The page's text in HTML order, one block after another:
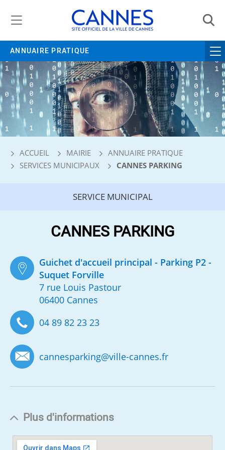
ANNUAIRE PRATIQUE
ACCUEIL MAIRIE
ANNUAIRE PRATIQUE
SERVICES MUNICIPAUX
CANNES PARKING
SERVICE MUNICIPAL
CANNES PARKING
Guichet d'accueil principal - Parking P2 -
Suquet Forville
7 rue Louis Pastour
06400 Cannes
04 89 82 23 23
cannesparking@ville-cannes.fr
Plus d'informations